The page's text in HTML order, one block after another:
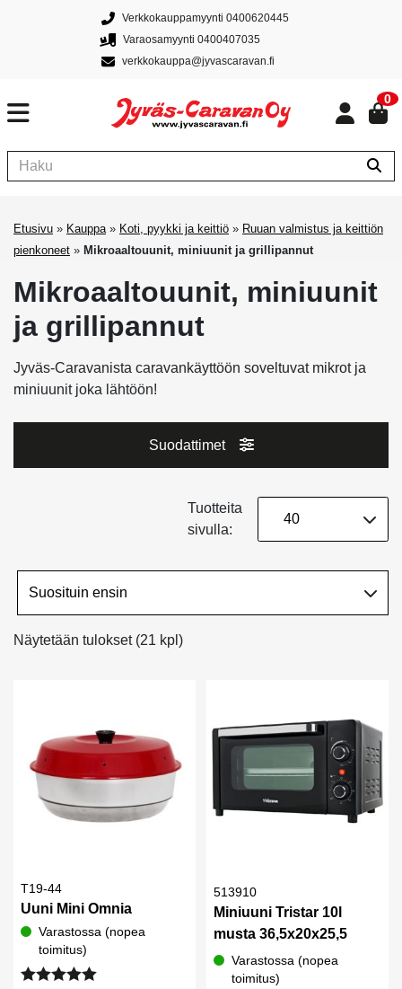
Verkkokauppamyynti 0400620445
Varaosamyynti 0400407035
verkkokauppa@jyvascaravan.fi
0
Etusivu » Kauppa» Koti, pyykki ja keittiö » Ruuan valmistus ja keittiön
pienkoneet » Mikroaaltouunit, miniuunit ja grillipannut
Mikroaaltouunit, miniuunit
ja grillipannut
Jyväs-Caravanista caravankäyttöön soveltuvat mikrot ja
miniuunit joka lähtöön!
Suodattimet
Näytetään tulokset (21 kpl)
Tuotteita
sivulla:
T19-44
Uuni Mini Omnia
Varastossa (nopea
toimitus)
513910
Miniuuni Tristar 10l
musta 36,5x20x25,5
Varastossa (nopea
toimitus)